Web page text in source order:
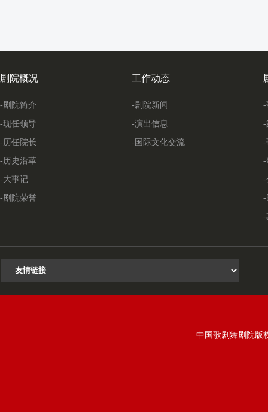
剧院概况
-剧院简介
-现任领导
-历任院长
-历史沿革
-大事记
-剧院荣誉
工作动态
-剧院新闻
-演出信息
-国际文化交流
-
-
-
-
-
-
-
中国歌剧舞剧院版